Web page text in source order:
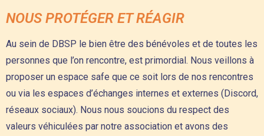
NOUS PROTÉGER ET RÉAGIR
Au sein de DBSP le bien être des bénévoles et de toutes les
personnes que l’on rencontre, est primordial. Nous veillons à
proposer un espace safe que ce soit lors de nos rencontres
ou via les espaces d’échanges internes et externes (Discord,
réseaux sociaux). Nous nous soucions du respect des
valeurs véhiculées par notre association et avons des